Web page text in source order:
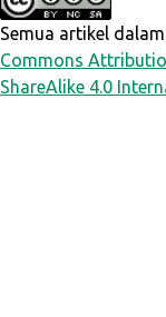
Semua artikel
Commons
ShareAlike 4.0